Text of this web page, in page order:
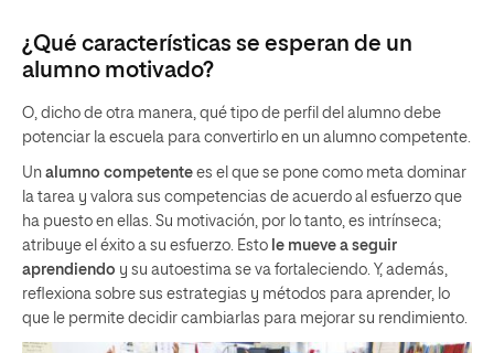
¿Qué características se esperan de un
alumno motivado?
O, dicho de otra manera, qué tipo de perfil del alumno debe
potenciar la escuela para convertirlo en un alumno competente.
Un alumno competente es el que se pone como meta dominar
la tarea y valora sus competencias de acuerdo al esfuerzo que
ha puesto en ellas. Su motivación, por lo tanto, es intrínseca;
atribuye el éxito a su esfuerzo. Esto le mueve a seguir
aprendiendo y su autoestima se va fortaleciendo. Y, además,
reflexiona sobre sus estrategias y métodos para aprender, lo
que le permite decidir cambiarlas para mejorar su rendimiento.